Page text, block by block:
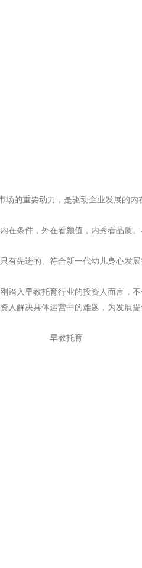
的重要动力，是驱动企业发展的
条件，外在看颜值，内秀看品质
进的、符合新一代幼儿身心发
入早教托育行业的投资人而言，
解决具体运营中的难题，为发展提